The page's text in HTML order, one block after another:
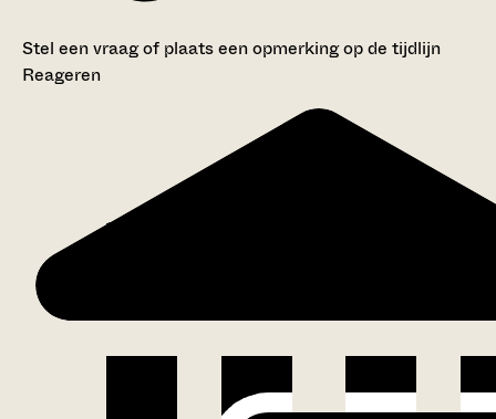
Stel een vraag of plaats een opmerking op de tijdlijn
Reageren